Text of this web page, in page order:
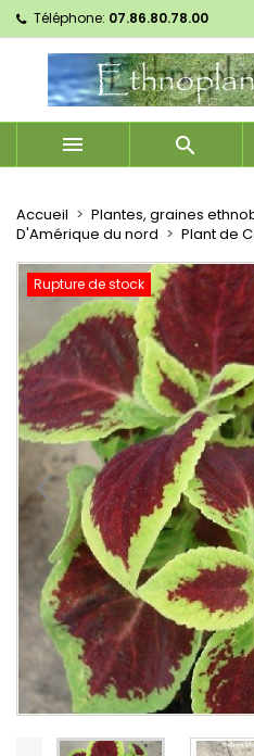
Téléphone: 07.86.80.78.00
 
Accueil
Plantes, graines
D'Amérique du nord
Plant de
Rupture de stock
Mes listes
add_circle_outline Créer une nouvelle liste
Créer une liste
Nom de la liste d'envies
Annuler
Connexion
Vous devez être connecté
à votre liste d'envies.